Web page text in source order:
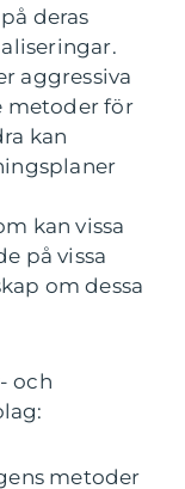
deras
aggressiva
metoder för
kan
kan vissa
på vissa
om dessa
och
metoder